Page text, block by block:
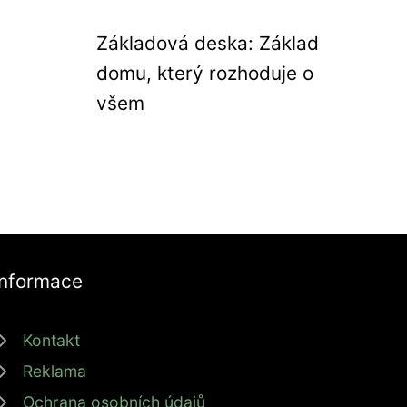
Základová deska: Základ
domu, který rozhoduje o
všem
Kontakt
Reklama
Ochrana osobních údajů